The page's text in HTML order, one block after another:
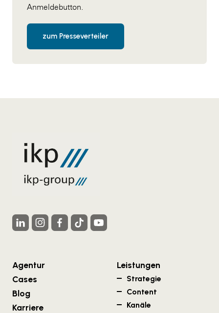
Anmeldebutton.
zum Presseverteiler
Agentur
Cases
Blog
Karriere
Leistungen
Strategie
Content
Kanäle